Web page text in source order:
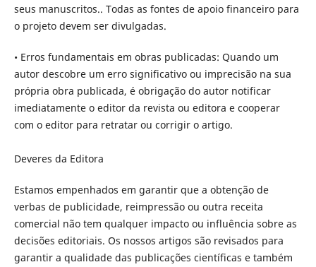
seus manuscritos.. Todas as fontes de apoio financeiro para
o projeto devem ser divulgadas.
• Erros fundamentais em obras publicadas: Quando um
autor descobre um erro significativo ou imprecisão na sua
própria obra publicada, é obrigação do autor notificar
imediatamente o editor da revista ou editora e cooperar
com o editor para retratar ou corrigir o artigo.
Deveres da Editora
Estamos empenhados em garantir que a obtenção de
verbas de publicidade, reimpressão ou outra receita
comercial não tem qualquer impacto ou influência sobre as
decisões editoriais. Os nossos artigos são revisados para
garantir a qualidade das publicações científicas e também